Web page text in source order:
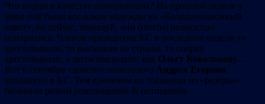
Что видим в качестве альтернативы? На прошлой неделе у
меня ещё были кое-какие надежды на «Координационный
совет», но сейчас, пожалуй, они (почти) полностью
испарились. Членов президиума КС в последние недели то
арестовывали, то высылали из страны, то сперва
арестовывали, а затем высылали, как Ольгу Ковалькову…
Вот 6 сентября «замели» политолога Андрея Егорова,
входящего в КС. Тем временем их товарищи из «резерва»
бичевали режим резолюциями & петициями.